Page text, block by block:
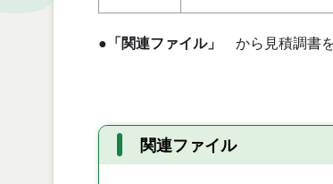
● 「関連ファイル」 から見積調書
関連ファイル